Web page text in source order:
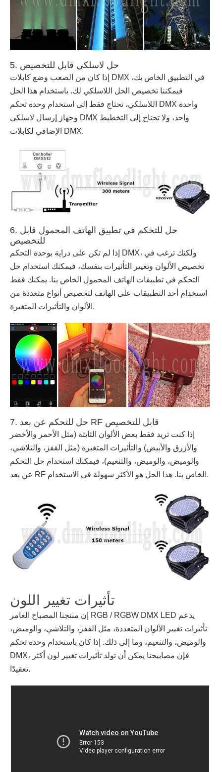
5. حل لاسلكي قابل للتخصيص
إذا كان من الصعب وضع كابلات DMX في التطبيق الخاص بك،
فيمكننا تخصيص الحل اللاسلكي لك. باستخدام هذا الحل
اللاسلكي، تحتاج فقط إلى استخدام وحدة تحكم DMX واحدة
وجهاز إرسال لاسلكي DMX واحد، ولا تحتاج إلى التخطيط
الإضافي لكابلات DMX.
6. حل للتحكم في تطبيق الهاتف المحمول قابل
للتخصيص
إذا لم تكن على دراية بوحدة التحكم DMX، ولكنك ترغب في
تخصيص الألوان وتغيير التأثيرات بنفسك، فيمكنك استخدام حل
التحكم في تطبيقات الهاتف المحمول الخاص بنا. يمكنك فقط
استخدام أحد التطبيقات على الهاتف لتخصيص أنواع متعددة من
الألوان والتأثيرات المتغيرة.
7. حل للتحكم عن بعد RF قابل للتخصيص
إذا كنت تريد فقط بعض الألوان الثابتة (مثل الأحمر والأخضر
والأزرق والأبيض) والتأثيرات المتغيرة (مثل القفز، والتلاشي،
والوميض، والوميض، والتنعيم)، فيمكنك استخدام حل التحكم
عن بعد RF الخاص بنا. هذا الحل هو الأكثر سهولة في الاستخدام.
تأثيرات تغيير اللون
إن منتجنا المصباح الغامر RGB / RGBW DMX LED يدعم
تأثيرات تغيير الألوان المتعددة، مثل القفز، والتلاشي، والوميض،
والوميض، والتنعيم، وما إلى ذلك. إذا كان باستخدام وحدة تحكم
DMX، فإن مصابيحنا يمكن أن تولد تأثيرات تغيير لون أكثر
تعقيدًا.